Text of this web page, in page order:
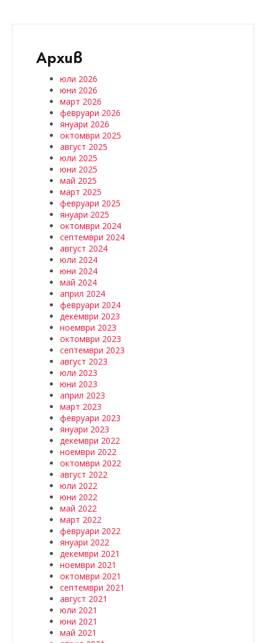
Архив
юли 2026
юни 2026
март 2026
февруари 2026
януари 2026
октомври 2025
август 2025
юли 2025
юни 2025
май 2025
март 2025
февруари 2025
януари 2025
октомври 2024
септември 2024
август 2024
юли 2024
юни 2024
май 2024
април 2024
февруари 2024
декември 2023
ноември 2023
октомври 2023
септември 2023
август 2023
юли 2023
юни 2023
април 2023
март 2023
февруари 2023
януари 2023
декември 2022
ноември 2022
октомври 2022
август 2022
юли 2022
юни 2022
май 2022
март 2022
февруари 2022
януари 2022
декември 2021
ноември 2021
октомври 2021
септември 2021
август 2021
юли 2021
юни 2021
май 2021